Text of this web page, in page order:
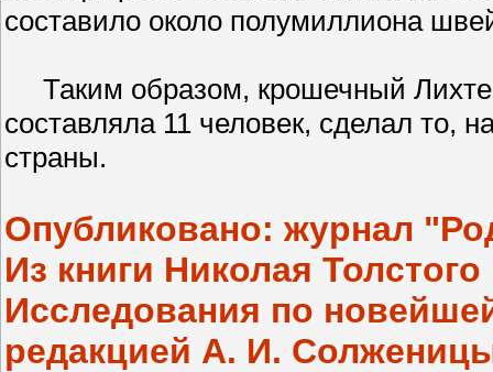
составило около полумиллиона
Таким образом, крошечный
составляла 11 человек, сделал то,
страны.
Опубликовано: журнал
Из книги Николая Толстого
Исследования по
редакцией А. И.